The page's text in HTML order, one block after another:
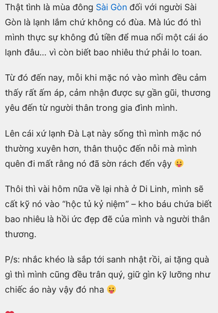
Thật tình là mùa đông Sài Gòn đối với người Sài
Gòn là lạnh lắm chứ không có đùa. Mà lúc đó thì
mình thực sự không đủ tiền để mua nổi một cái áo
lạnh đâu… vì còn biết bao nhiêu thứ phải lo toan.
Từ đó đến nay, mỗi khi mặc nó vào mình đều cảm
thấy rất ấm áp, cảm nhận được sự gần gũi, thương
yêu đến từ người thân trong gia đình mình.
Lên cái xứ lạnh Đà Lạt này sống thì mình mặc nó
thường xuyên hơn, thân thuộc đến nỗi mà mình
quên đi mất rằng nó đã sờn rách đến vậy
Thôi thì vài hôm nữa về lại nhà ở Di Linh, mình sẽ
cất kỹ nó vào “hộc tủ kỷ niệm” – kho báu chứa biết
bao nhiêu là hồi ức đẹp đẽ của mình và người thân
thương.
P/s: nhắc khéo là sắp tới sanh nhật rồi, ai tặng quà
gì thì mình cũng đều trân quý, giữ gìn kỹ lưỡng như
chiếc áo này vậy đó nha